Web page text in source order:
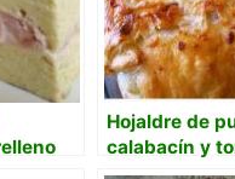
Hojaldre de
calabacín y